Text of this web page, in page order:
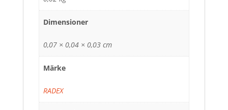
Dimensioner
0,07 × 0,04 × 0,03 cm
Märke
RADEX